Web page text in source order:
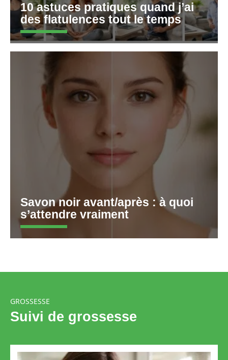
10 astuces pratiques quand j’ai
des flatulences tout le temps
Savon noir avant/après : à quoi
s’attendre vraiment
GROSSESSE
Suivi de grossesse